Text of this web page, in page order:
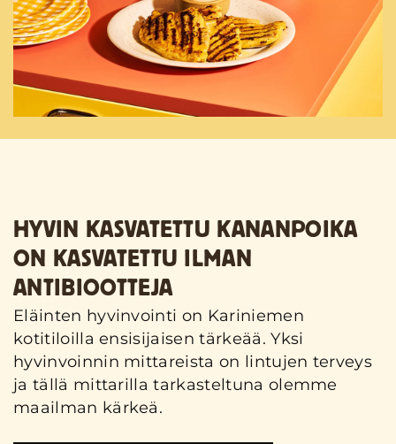
HYVIN KASVATETTU KANANPOIKA
ON KASVATETTU ILMAN
ANTIBIOOTTEJA
Eläinten hyvinvointi on Kariniemen
kotitiloilla ensisijaisen tärkeää. Yksi
hyvinvoinnin mittareista on lintujen terveys
ja tällä mittarilla tarkasteltuna olemme
maailman kärkeä.